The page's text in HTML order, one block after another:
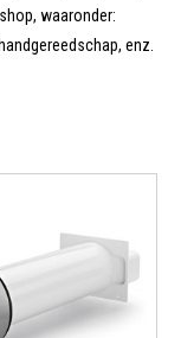
waaronder:
enz.